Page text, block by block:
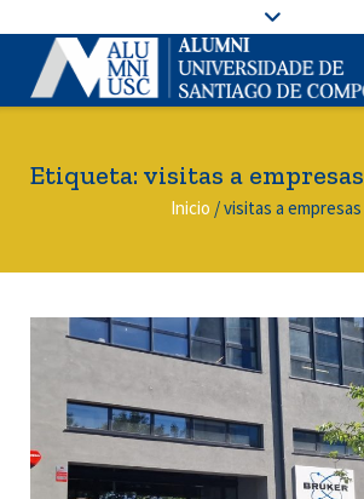
Etiqueta: visitas a empresas
Inicio /visitas a empresas